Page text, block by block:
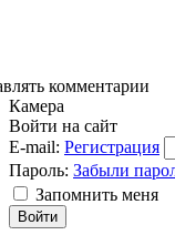
комментарии
Камера
Войти на сайт
E-mail: Регистрация
Пароль: Забыли
Запомнить меня